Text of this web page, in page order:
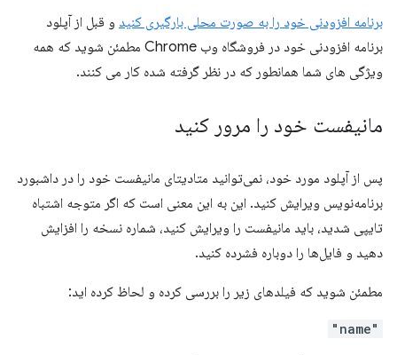
برنامه افزودنی خود را به صورت محلی بارگیری کنید و قبل از آپلود
برنامه افزودنی خود در فروشگاه وب Chrome مطمئن شوید که همه
ویژگی های شما همانطور که در نظر گرفته شده کار می کنند.
مانیفست خود را مرور کنید
پس از آپلود مورد خود، نمی‌توانید متادیتای مانیفست خود را در داشبورد
برنامه‌نویس ویرایش کنید. این به این معنی است که اگر متوجه اشتباه
تایپی شدید، باید مانیفست را ویرایش کنید، شماره نسخه را افزایش
دهید و فایل‌ها را دوباره فشرده کنید.
مطمئن شوید که فیلدهای زیر را بررسی کرده و لحاظ کرده اید:
"name"